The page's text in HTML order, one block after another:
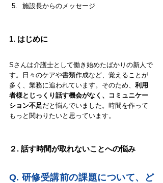
施設長からのメッセージ
1. はじめに
Sさんは介護士として働き始めたばかりの新人で
す。日々のケアや書類作成など、覚えることが
多く、業務に追われています。そのため、 利用
者様とじっくり話す機会がなく、コミュニケー
ション不足だと悩んでいました。時間を作って
もっと関わりたいと思っています。
２. 話す時間が取れないことへの悩み
Q. 研修受講前の課題について、ど